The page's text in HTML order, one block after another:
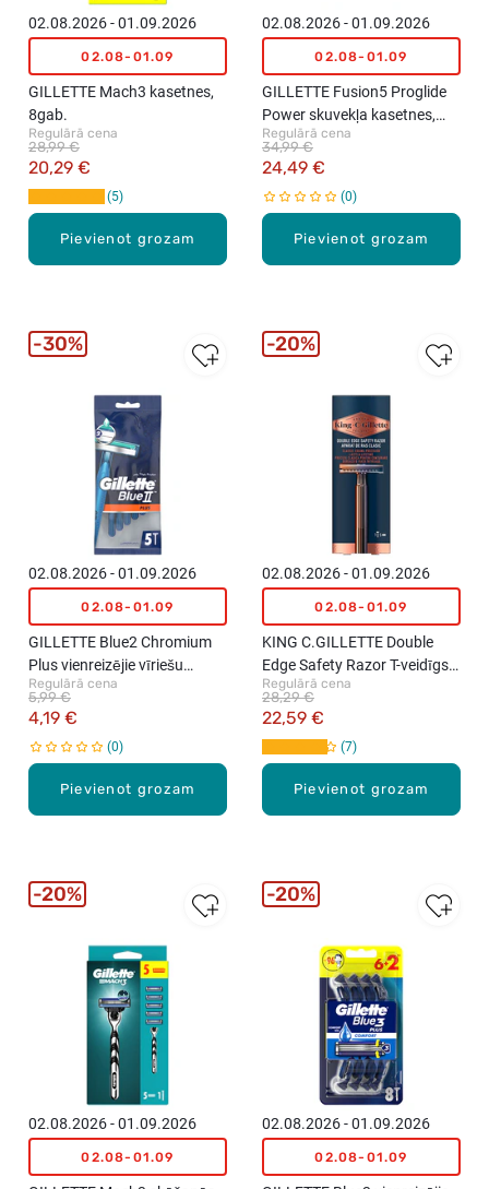
Pievienot grozam
02.08.2026 - 01.09.2026
02.08-01.09
GILLETTE Mach3 kasetnes,
8gab.
Regulārā cena
20,29 €
28,99 €
5
Pievienot grozam
02.08.2026 - 01.09.2026
02.08-01.09
GILLETTE Fusion5 Proglide
Power skuvekļa kasetnes,
4gab.
Regulārā cena
24,49 €
34,99 €
0
Pievienot grozam
02.08.2026 - 01.09.2026
02.08-01.09
GILLETTE Blue2 Chromium
Plus vienreizējie vīriešu
skuvekļi, 5gab.
Regulārā cena
4,19 €
5,99 €
0
30%
Pievienot grozam
02.08.2026 - 01.09.2026
02.08-01.09
KING C.GILLETTE Double
Edge Safety Razor T-veidīgs
skuveklis ar 5 asmeņiem
Regulārā cena
22,59 €
28,29 €
7
20%
02.08.2026 - 01.09.2026
02.08-01.09
20%
02.08.2026 - 01.09.2026
02.08-01.09
20%